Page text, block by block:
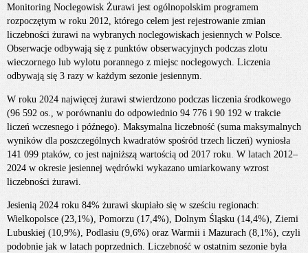
Monitoring Noclegowisk Żurawi jest ogólnopolskim programem
rozpoczętym w roku 2012, którego celem jest rejestrowanie zmian
liczebności żurawi na wybranych noclegowiskach jesiennych w Polsce.
Obserwacje odbywają się z punktów obserwacyjnych podczas zlotu
wieczornego lub wylotu porannego z miejsc noclegowych. Liczenia
odbywają się 3 razy w każdym sezonie jesiennym.
W roku 2024 najwięcej żurawi stwierdzono podczas liczenia środkowego
(96 592 os., w porównaniu do odpowiednio 94 776 i 90 192 w trakcie
liczeń wczesnego i późnego). Maksymalna liczebność (suma maksymalnych
wyników dla poszczególnych kwadratów spośród trzech liczeń) wyniosła
141 099 ptaków, co jest najniższą wartością od 2017 roku. W latach 2012–
2024 w okresie jesiennej wędrówki wykazano umiarkowany wzrost
liczebności żurawi.
Jesienią 2024 roku 84% żurawi skupiało się w sześciu regionach:
Wielkopolsce (23,1%), Pomorzu (17,4%), Dolnym Śląsku (14,4%), Ziemi
Lubuskiej (10,9%), Podlasiu (9,6%) oraz Warmii i Mazurach (8,1%), czyli
podobnie jak w latach poprzednich. Liczebność w ostatnim sezonie była